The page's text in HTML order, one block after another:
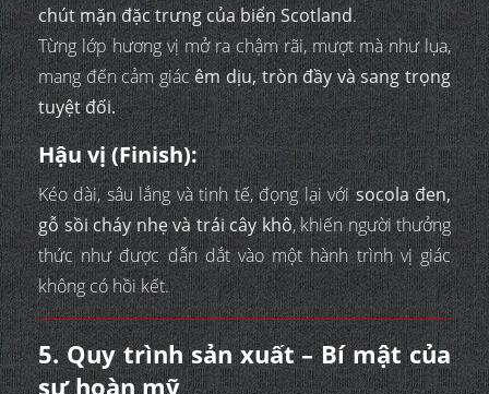
chút mặn đặc trưng của biển Scotland.
Từng lớp hương vị mở ra chậm rãi, mượt mà như lụa,
mang đến cảm giácêm dịu, tròn đầy và sang trọng
tuyệt đối.
Hậu vị (Finish):
Kéo dài, sâu lắng và tinh tế, đọng lại vớisocola đen,
gỗ sồi cháy nhẹ và trái cây khô, khiến người thưởng
thức như được dẫn dắt vào một hành trình vị giác
không có hồi kết.
5. Quy trình sản xuất – Bí mật của
sự hoàn mỹ